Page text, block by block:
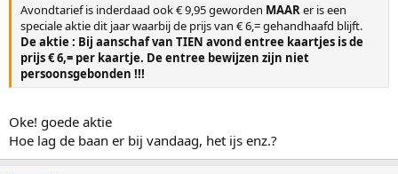
Avondtarief is inderdaad ook € 9,95 geworden MAAR er is een
speciale aktie dit jaar waarbij de prijs van € 6,= gehandhaafd blijft.
De aktie : Bij aanschaf van TIEN avond entree kaartjes is de
prijs € 6,= per kaartje. De entree bewijzen zijn niet
persoonsgebonden !!!
Oke! goede aktie
Hoe lag de baan er bij vandaag, het ijs enz.?